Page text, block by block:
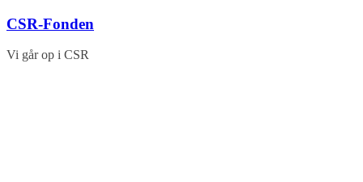
Skip
content
CSR-Fonden
Vi går op i CSR